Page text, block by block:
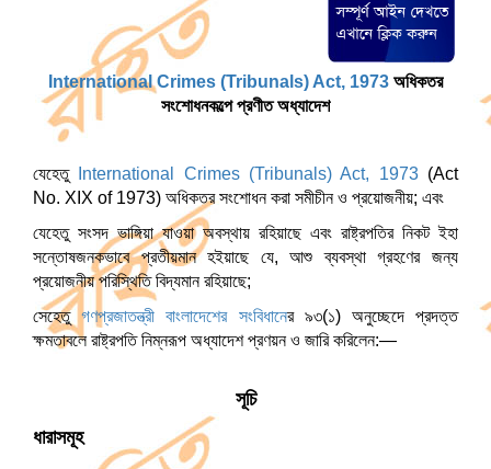
International Crimes (Tribunals) Act, 1973 অধিকতর
সংশোধনকল্পে প্রণীত অধ্যাদেশ
যেহেতু International Crimes (Tribunals) Act, 1973(Act
No. XIX of 1973) অধিকতর সংশোধন করা সমীচীন ও প্রয়োজনীয়; এবং
যেহেতু সংসদ ভাঙ্গিয়া যাওয়া অবস্থায় রহিয়াছে এবং রাষ্ট্রপতির নিকট ইহা
সন্তোষজনকভাবে প্রতীয়মান হইয়াছে যে, আশু ব্যবস্থা গ্রহণের জন্য
প্রয়োজনীয় পরিস্থিতি বিদ্যমান রহিয়াছে;
সেহেতুগণপ্রজাতন্ত্রী বাংলাদেশের সংবিধানের ৯৩(১) অনুচ্ছেদে প্রদত্ত
ক্ষমতাবলে রাষ্ট্রপতি নিম্নরূপ অধ্যাদেশ প্রণয়ন ও জারি করিলেন:—
সূচি
ধারাসমূহ